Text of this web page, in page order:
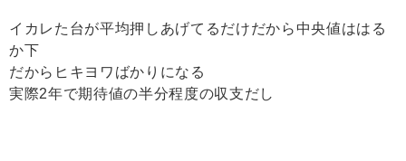
イカレた台が平均押しあげてるだけだから中央値ははる
か下
だからヒキヨワばかりになる
実際2年で期待値の半分程度の収支だし